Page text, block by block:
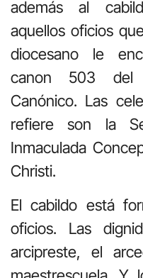
además al
aquellos oficios
diocesano le
canon 503 del
Canónico. Las
refiere son la
Inmaculada
Christi.
El cabildo está
oficios. Las
arcipreste, el